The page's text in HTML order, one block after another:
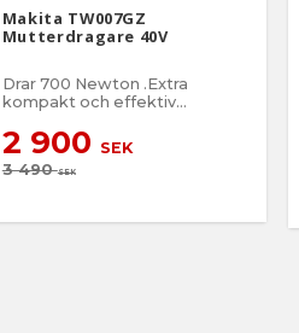
Makita TW007GZ
Mutterdragare 40V
Drar 700 Newton .Extra
kompakt och effektiv
effektinställningar
2 900 SEK
3 490SEK